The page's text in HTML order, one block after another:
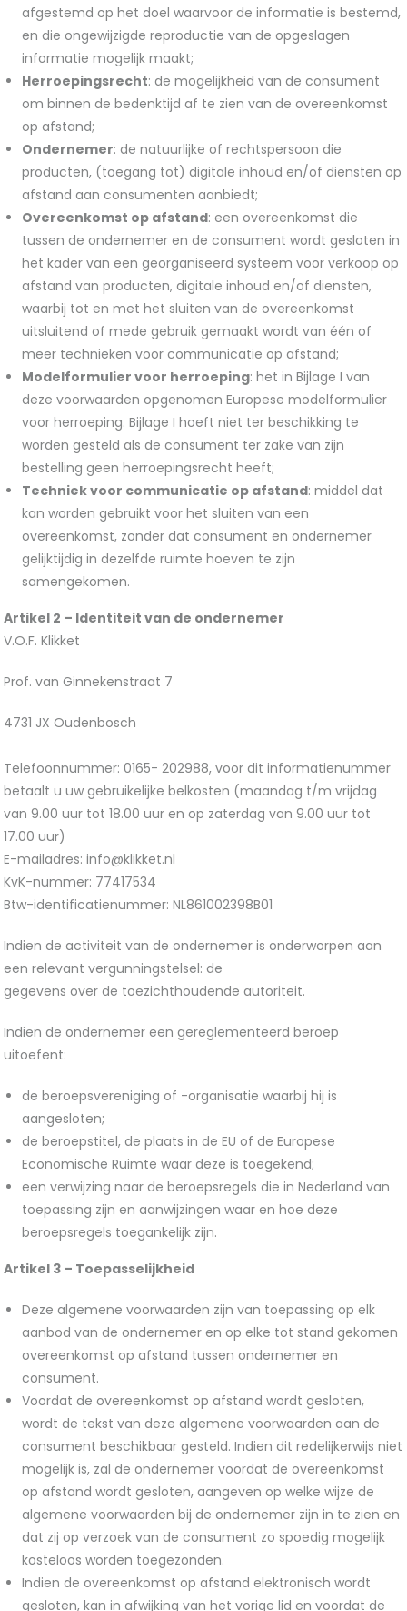
afgestemd op het doel waarvoor de informatie is bestemd,
en die ongewijzigde reproductie van de opgeslagen
informatie mogelijk maakt;
Herroepingsrecht: de mogelijkheid van de consument
om binnen de bedenktijd af te zien van de overeenkomst
op afstand;
Ondernemer: de natuurlijke of rechtspersoon die
producten, (toegang tot) digitale inhoud en/of diensten op
afstand aan consumenten aanbiedt;
Overeenkomst op afstand: een overeenkomst die
tussen de ondernemer en de consument wordt gesloten in
het kader van een georganiseerd systeem voor verkoop op
afstand van producten, digitale inhoud en/of diensten,
waarbij tot en met het sluiten van de overeenkomst
uitsluitend of mede gebruik gemaakt wordt van één of
meer technieken voor communicatie op afstand;
Modelformulier voor herroeping: het in Bijlage I van
deze voorwaarden opgenomen Europese modelformulier
voor herroeping. Bijlage I hoeft niet ter beschikking te
worden gesteld als de consument ter zake van zijn
bestelling geen herroepingsrecht heeft;
Techniek voor communicatie op afstand: middel dat
kan worden gebruikt voor het sluiten van een
overeenkomst, zonder dat consument en ondernemer
gelijktijdig in dezelfde ruimte hoeven te zijn
samengekomen.
Artikel 2 – Identiteit van de ondernemer
V.O.F. Klikket
Prof. van Ginnekenstraat 7
4731 JX Oudenbosch
Telefoonnummer: 0165- 202988, voor dit informatienummer
betaalt u uw gebruikelijke belkosten (maandag t/m vrijdag
van 9.00 uur tot 18.00 uur en op zaterdag van 9.00 uur tot
17.00 uur)
E-mailadres: info@klikket.nl
KvK-nummer: 77417534
Btw-identificatienummer: NL861002398B01
Indien de activiteit van de ondernemer is onderworpen aan
een relevant vergunningstelsel: de
gegevens over de toezichthoudende autoriteit.
Indien de ondernemer een gereglementeerd beroep
uitoefent:
de beroepsvereniging of -organisatie waarbij hij is
aangesloten;
de beroepstitel, de plaats in de EU of de Europese
Economische Ruimte waar deze is toegekend;
een verwijzing naar de beroepsregels die in Nederland van
toepassing zijn en aanwijzingen waar en hoe deze
beroepsregels toegankelijk zijn.
Artikel 3 – Toepasselijkheid
Deze algemene voorwaarden zijn van toepassing op elk
aanbod van de ondernemer en op elke tot stand gekomen
overeenkomst op afstand tussen ondernemer en
consument.
Voordat de overeenkomst op afstand wordt gesloten,
wordt de tekst van deze algemene voorwaarden aan de
consument beschikbaar gesteld. Indien dit redelijkerwijs niet
mogelijk is, zal de ondernemer voordat de overeenkomst
op afstand wordt gesloten, aangeven op welke wijze de
algemene voorwaarden bij de ondernemer zijn in te zien en
dat zij op verzoek van de consument zo spoedig mogelijk
kosteloos worden toegezonden.
Indien de overeenkomst op afstand elektronisch wordt
gesloten, kan in afwijking van het vorige lid en voordat de